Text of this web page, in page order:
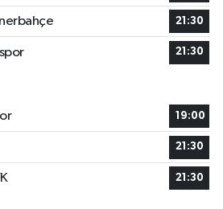
21:30
21:30
19:00
21:30
21:30